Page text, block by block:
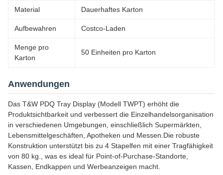
Material Dauerhaftes Karton
Aufbewahren Costco-Laden
Menge pro
Karton
50 Einheiten pro Karton
Anwendungen
Das T&W PDQ Tray Display (Modell TWPT) erhöht die
Produktsichtbarkeit und verbessert die Einzelhandelsorganisation
in verschiedenen Umgebungen, einschließlich Supermärkten,
Lebensmittelgeschäften, Apotheken und Messen.Die robuste
Konstruktion unterstützt bis zu 4 Stapelfen mit einer Tragfähigkeit
von 80 kg., was es ideal für Point-of-Purchase-Standorte,
Kassen, Endkappen und Werbeanzeigen macht.